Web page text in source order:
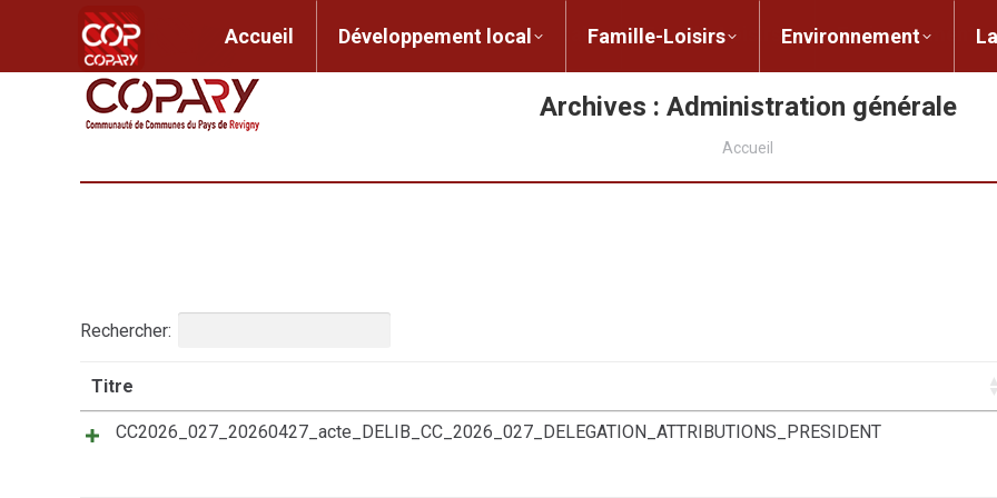
Accueil Développement local Famille-Loisirs Environnement
Archives : Administration générale
Accueil
Rechercher:
Titre
CC2026_027_20260427_acte_DELIB_CC_2026_027_DELEGATION_ATTRIBUTIONS_PRESIDENT
Accueil Développement local Famille-Loisirs Environnement